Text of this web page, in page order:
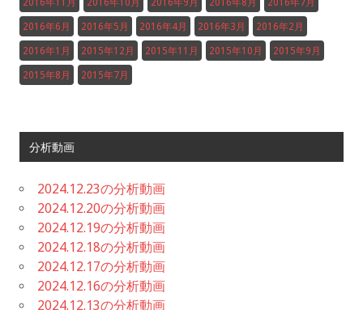
2016年11月 2016年10月 2016年9月 2016年8月 2016年7月
2016年6月 2016年5月 2016年4月 2016年3月 2016年2月
2016年1月 2015年12月 2015年11月 2015年10月 2015年9月
2015年8月 2015年7月
分析動画
2024.12.23の分析動画
2024.12.20の分析動画
2024.12.19の分析動画
2024.12.18の分析動画
2024.12.17の分析動画
2024.12.16の分析動画
2024.12.13の分析動画